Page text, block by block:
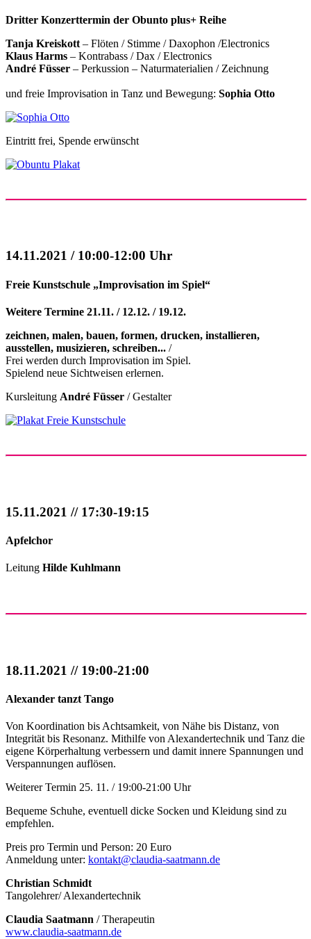
Dritter Konzerttermin der Obunto plus+ Reihe
Tanja Kreiskott – Flöten / Stimme / Daxophon /Electronics
Klaus Harms – Kontrabass / Dax / Electronics
André Füsser – Perkussion – Naturmaterialien / Zeichnung
und freie Improvisation in Tanz und Bewegung: Sophia Otto
Eintritt frei, Spende erwünscht
14.11.2021 / 10:00-12:00 Uhr
Freie Kunstschule „Improvisation im Spiel“
Weitere Termine 21.11. / 12.12. / 19.12.
zeichnen, malen, bauen, formen, drucken, installieren,
ausstellen, musizieren, schreiben... /
Frei werden durch Improvisation im Spiel.
Spielend neue Sichtweisen erlernen.
Kursleitung André Füsser / Gestalter
15.11.2021 // 17:30-19:15
Apfelchor
Leitung Hilde Kuhlmann
18.11.2021 // 19:00-21:00
Alexander tanzt Tango
Von Koordination bis Achtsamkeit, von Nähe bis Distanz, von
Integrität bis Resonanz. Mithilfe von Alexandertechnik und Tanz die
eigene Körperhaltung verbessern und damit innere Spannungen und
Verspannungen auflösen.
Weiterer Termin 25. 11. / 19:00-21:00 Uhr
Bequeme Schuhe, eventuell dicke Socken und Kleidung sind zu
empfehlen.
Preis pro Termin und Person: 20 Euro
Anmeldung unter: kontakt@claudia-saatmann.de
Christian Schmidt
Tangolehrer/ Alexandertechnik
Claudia Saatmann / Therapeutin
www.claudia-saatmann.de